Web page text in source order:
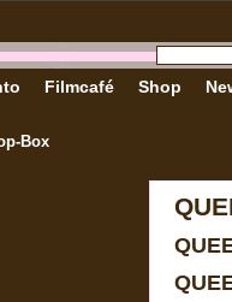
Box
Filmcafé Shop